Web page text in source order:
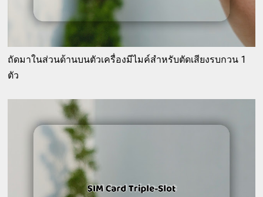
ถัดมาในส่วนด้านบนตัวเครื่องมีไมค์สำหรับตัดเสียงรบกวน 1
ตัว